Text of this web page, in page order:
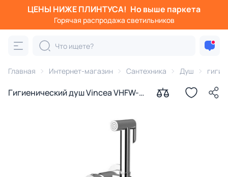
ЦЕНЫ НИЖЕ ПЛИНТУСА! Но выше паркета
Горячая распродажа светильников
Главная Интернет-магазин Сантехника Душ
Гигиенический душ Vincea VHFW-